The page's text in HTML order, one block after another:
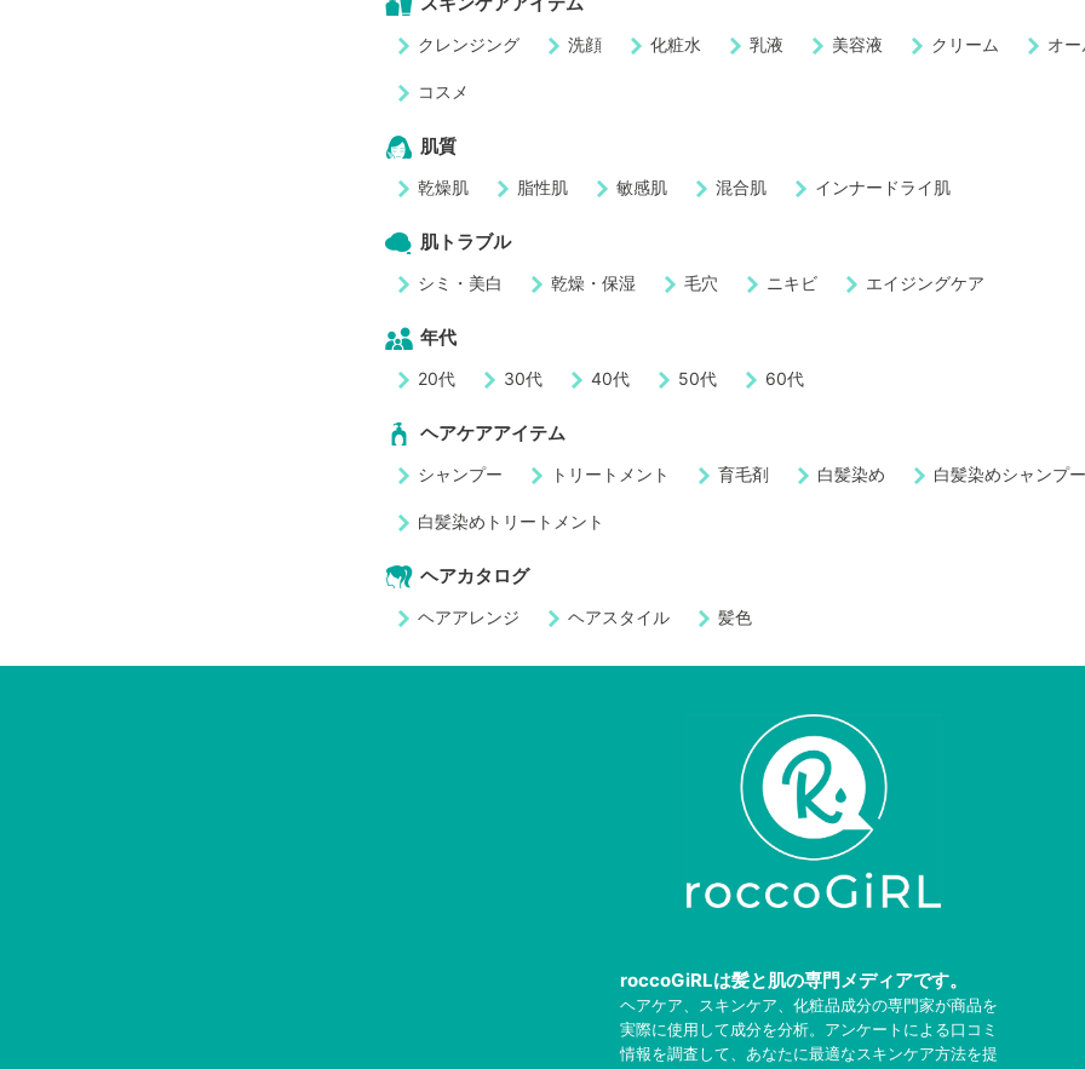
クレンジング 洗顔 化粧水 乳液 美容液 クリーム オ
コスメ
肌質
乾燥肌 脂性肌 敏感肌 混合肌 インナードライ肌
肌トラブル
シミ・美白 乾燥・保湿 毛穴 ニキビ エイジングケア
年代
20代 30代 40代 50代 60代
ヘアケアアイテム
シャンプー トリートメント 育毛剤 白髪染め 白髪染めシャンプー
白髪染めトリートメント
ヘアカタログ
ヘアアレンジ ヘアスタイル 髪色
roccoGiRLは髪と肌の専門メディアです。
ヘアケア、スキンケア、化粧品成分の専門家が商品を
実際に使用して成分を分析。アンケートによる口コミ
情報を調査して、あなたに最適なスキンケア方法を提